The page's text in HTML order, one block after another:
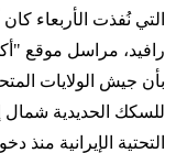
التي نُفذت الأربعاء
رافيد، مراسل موقع
بأن جيش الولايات
للسكك الحديدية شمال
التحتية الإيرانية